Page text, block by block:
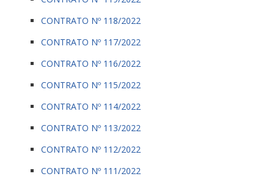
CONTRATO Nº 118/2022
CONTRATO Nº 117/2022
CONTRATO Nº 116/2022
CONTRATO Nº 115/2022
CONTRATO Nº 114/2022
CONTRATO Nº 113/2022
CONTRATO Nº 112/2022
CONTRATO Nº 111/2022